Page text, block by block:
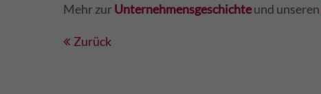
Mehr zurUnternehmensgeschichteund unseren
Zurück